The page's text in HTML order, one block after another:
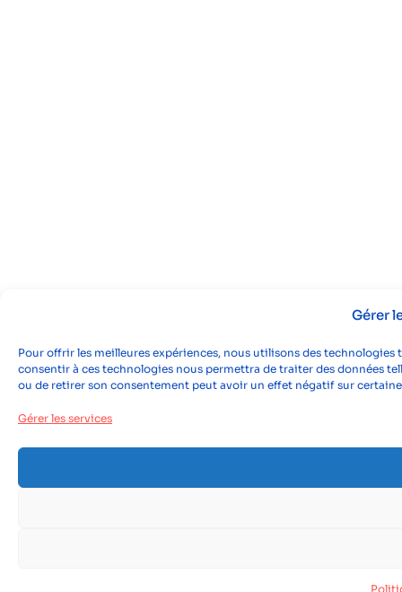
Gérer
Pour offrir les meilleures expériences, nous utilisons des
consentir à ces technologies nous permettra de traiter des données
ou de retirer son consentement peut avoir un effet négatif sur
Gérer les services